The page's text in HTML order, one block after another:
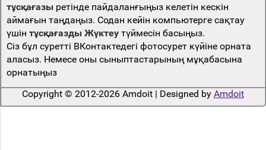
тұсқағазыретінде пайдаланғыңыз келетін кескін
аймағын таңдаңыз. Содан кейін компьютерге сақтау
үшін тұсқағазды Жүктеутүймесін басыңыз.
Сіз бұл суретті ВКонтактедегі фотосурет күйіне орната
аласыз. Немесе оны сыныптастарының мұқабасына
орнатыңыз
Copyright © 2012-2026 Amdoit | Designed by Amdoit